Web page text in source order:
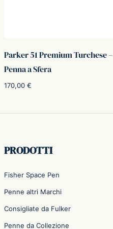
Parker 51 Premium Turchese –
Penna a Sfera
170,00 €
PRODOTTI
Fisher Space Pen
Penne altri Marchi
Consigliate da Fulker
Penne da Collezione